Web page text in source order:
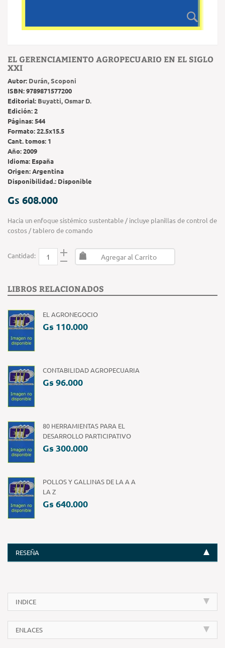
EL GERENCIAMIENTO AGROPECUARIO EN EL SIGLO
XXI
Autor: Durán, Scoponi
ISBN:9789871577200
Editorial: Buyatti, Osmar D.
Edición:2
Páginas:544
Formato:22.5x15.5
Cant. tomos: 1
Año:2009
Idioma: España
Origen:Argentina
Disponibilidad.: Disponible
Gs 608.000
Hacia un enfoque sistémico sustentable / incluye planillas de control de
costos / tablero de comando
Cantidad: Agregar al Carrito
LIBROS RELACIONADOS
EL AGRONEGOCIO
Gs 110.000
CONTABILIDAD AGROPECUARIA
Gs 96.000
80 HERRAMIENTAS PARA EL
DESARROLLO PARTICIPATIVO
Gs 300.000
POLLOS Y GALLINAS DE LA A A
LA Z
Gs 640.000
RESEÑA
INDICE
ENLACES